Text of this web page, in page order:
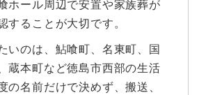
ホール周辺で安置や家族葬が
することが大切です。
いのは、鮎喰町、名東町、国
蔵本町など徳島市西部の生活
の名前だけで決めず、搬送、